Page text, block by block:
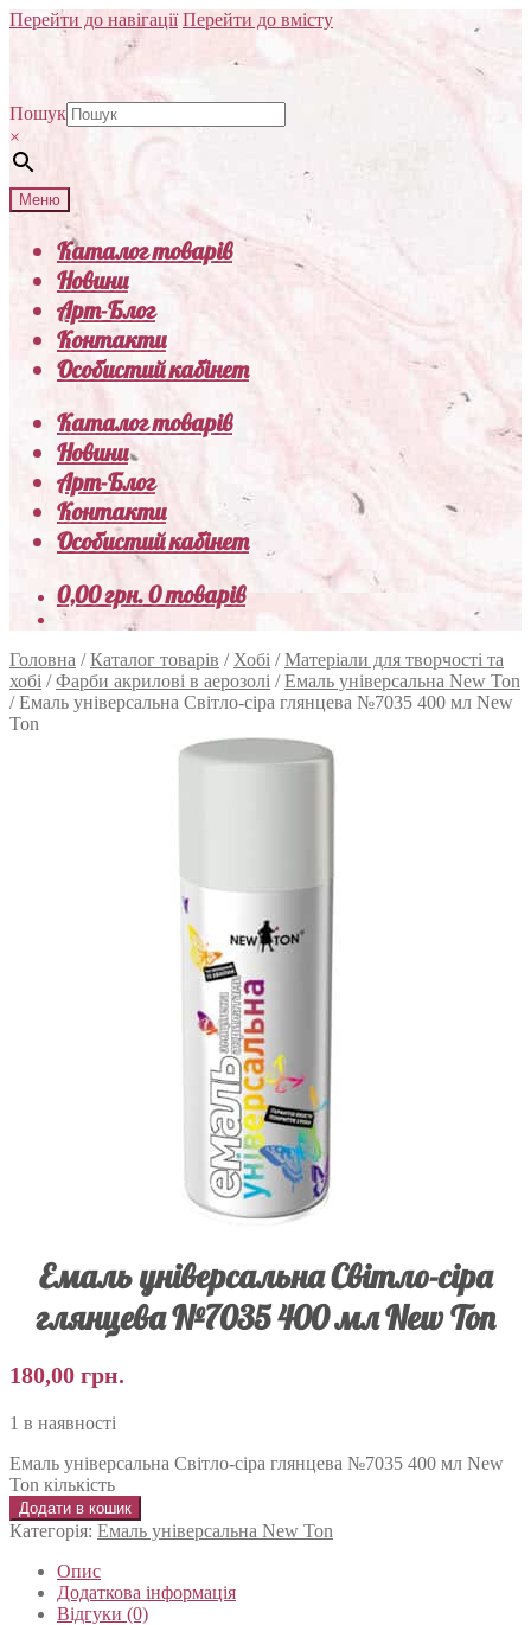
Перейти до навігації Перейти до вмісту
Пошук
×
Меню
Каталог товарів
Новини
Арт-Блог
Контакти
Особистий кабінет
Каталог товарів
Новини
Арт-Блог
Контакти
Особистий кабінет
0,00грн.0 товарів
Головна /Каталог товарів / Хобі /Матеріали для творчості та
хобі /Фарби акрилові в аерозолі /Емаль універсальна New Ton
/Емаль універсальна Світло-сіра глянцева №7035 400 мл New
Ton
Емаль універсальна Світло-сіра
глянцева №7035 400 мл New Ton
180,00 грн.
1 в наявності
Емаль універсальна Світло-сіра глянцева №7035 400 мл New
Ton кількість
Додати в кошик
Категорія: Емаль універсальна New Ton
Опис
Додаткова інформація
Відгуки (0)